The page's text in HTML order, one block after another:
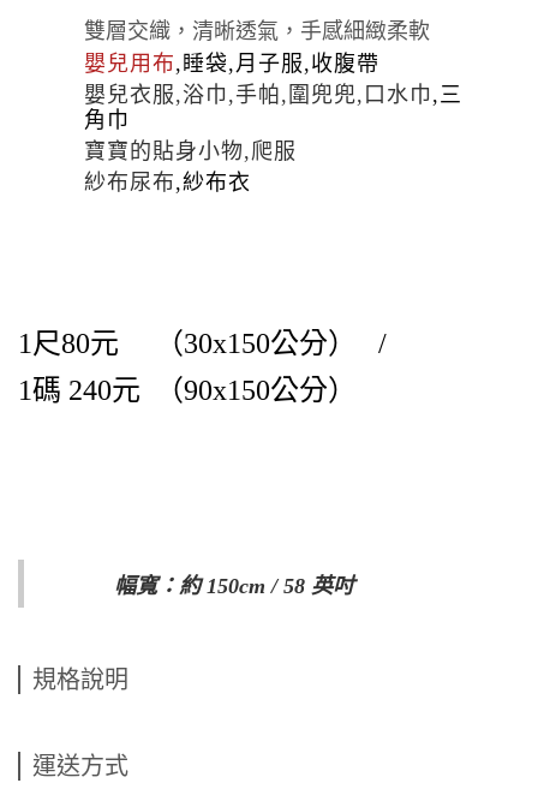
雙層交織，清晰透氣，手感細緻柔軟
嬰兒用布,睡袋,月子服,收腹帶
嬰兒衣服,浴巾,手帕,圍兜兜,口水巾 ,三
角巾
寶寶的貼身小物,爬服
紗布尿布,紗布衣
1尺80元 （30x150公分） /
1碼 240元
（90x150公分）
幅寬：約 150cm / 58 英吋
規格說明
運送方式